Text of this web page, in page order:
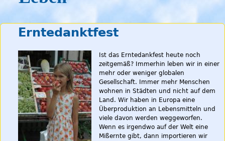
Erntedanktfest
Ist das Erntedankfest heute noch
zeitgemäß? Immerhin leben wir in einer
mehr oder weniger globalen
Gesellschaft. Immer mehr Menschen
wohnen in Städten und nicht auf dem
Land. Wir haben in Europa eine
Überproduktion an Lebensmitteln und
viele davon werden weggeworfen.
Wenn es irgendwo auf der Welt eine
Mißernte gibt, dann importieren wir